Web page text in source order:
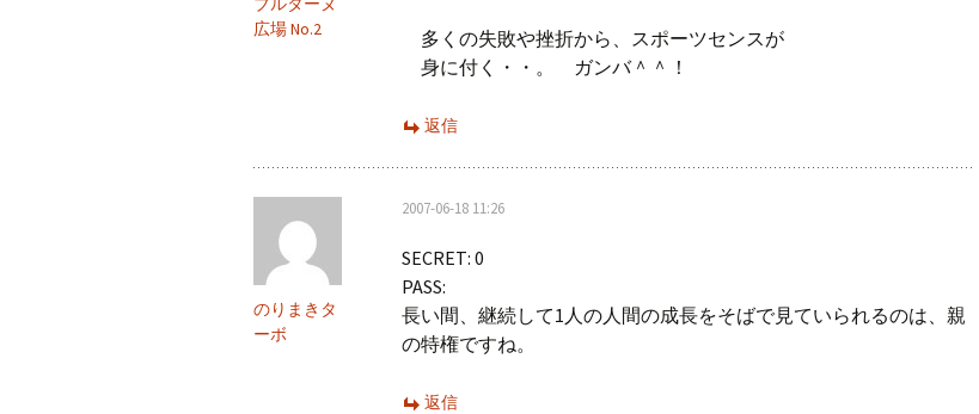
広場 No.2
多くの失敗や挫折から、スポーツセンスが
身に付く・・。 ガンバ＾＾！
返信
のりまきタ
ーボ
2007-06-18 11:26
SECRET: 0
PASS:
長い間、継続して1人の人間の成長をそばで見ていられるのは、親
の特権ですね。
返信